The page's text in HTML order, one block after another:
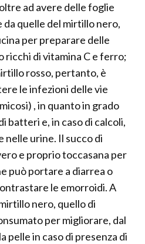
ad avere delle foglie
quelle del mirtillo nero,
per preparare delle
ricchi di vitamina C e ferro;
rosso, pertanto, è
le infezioni delle vie
, in quanto in grado
batteri e, in caso di calcoli,
nelle urine. Il succo di
e proprio toccasana per
può portare a diarrea o
le emorroidi. A
nero, quello di
per migliorare, dal
pelle in caso di presenza di